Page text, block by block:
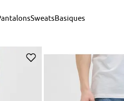
SweatsBasiques